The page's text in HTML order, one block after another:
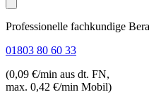
Professionelle fachkundige
01803 80 60 33
(0,09 €/min aus dt. FN,
max. 0,42 €/min Mobil)